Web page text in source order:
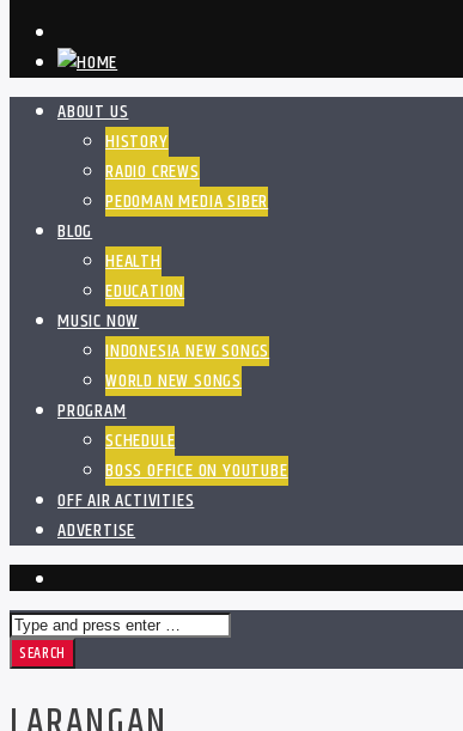
ABOUT US
HISTORY
RADIO CREWS
PEDOMAN MEDIA SIBER
BLOG
HEALTH
EDUCATION
MUSIC NOW
INDONESIA NEW SONGS
WORLD NEW SONGS
PROGRAM
SCHEDULE
BOSS OFFICE ON YOUTUBE
OFF AIR ACTIVITIES
ADVERTISE